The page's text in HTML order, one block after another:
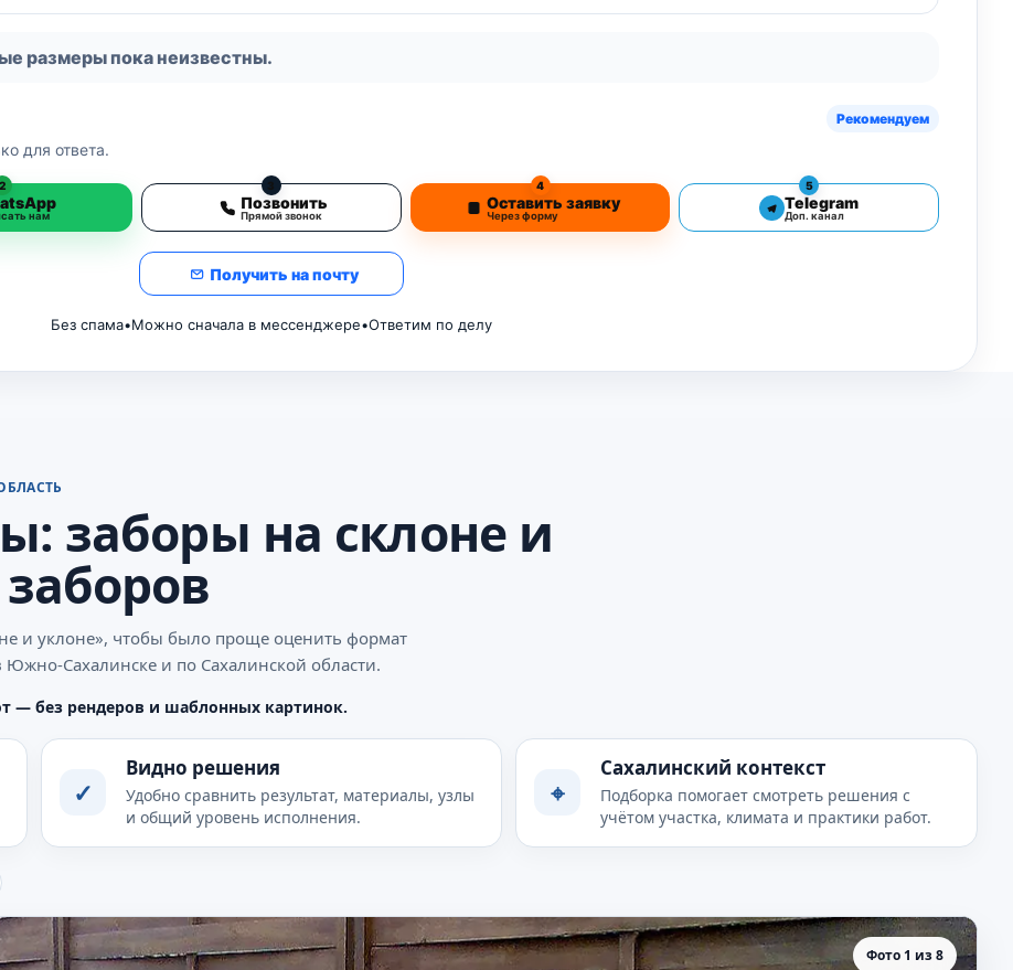
размеры пока неизвестны.
Рекомендуем
для ответа.
2
нам
3
Позвонить
Прямой звонок
4
Оставить заявку
Через форму
5
Telegram
Доп. канал
Получить на почту
Без спама•Можно сначала в мессенджере•Ответим по делу
заборы на склоне и
и уклоне», чтобы было проще оценить формат
Сахалинске и по Сахалинской области.
— без рендеров и шаблонных картинок.
✓
Видно решения
Удобно сравнить результат, материалы, узлы
и общий уровень исполнения.
⌖
Сахалинский контекст
Подборка помогает смотреть решения с
учётом участка, климата и практики работ.
Фото 1 из 8